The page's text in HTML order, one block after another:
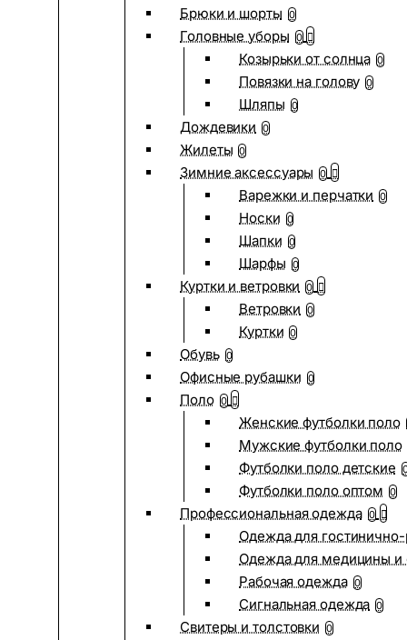
Брюки и шорты 0
Головные уборы 0
Козырьки от солнца 0
Повязки на голову 0
Шляпы 0
Дождевики 0
Жилеты 0
Зимние аксессуары 0
Варежки и перчатки 0
Носки 0
Шапки 0
Шарфы 0
Куртки и ветровки 0
Ветровки 0
Куртки 0
Обувь 0
Офисные рубашки 0
Поло 0
Женские футболки поло
Мужские футболки поло
Футболки поло детские
Футболки поло оптом 0
Профессиональная одежда 0
Одежда для
Одежда для медицины и
Рабочая одежда 0
Сигнальная одежда 0
Свитеры и толстовки 0